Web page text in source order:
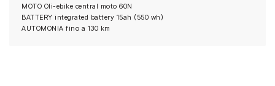
MOTO Oli-ebike central moto 60N
BATTERY integrated battery 15ah (550 wh)
AUTOMONIA fino a 130 km